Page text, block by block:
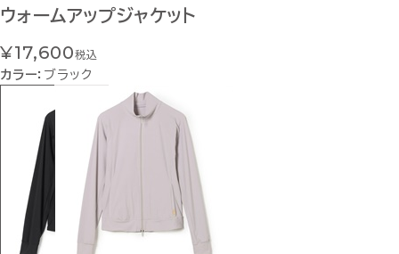
ウォームアップジャケット
¥17,600税込
カラー： ブラック